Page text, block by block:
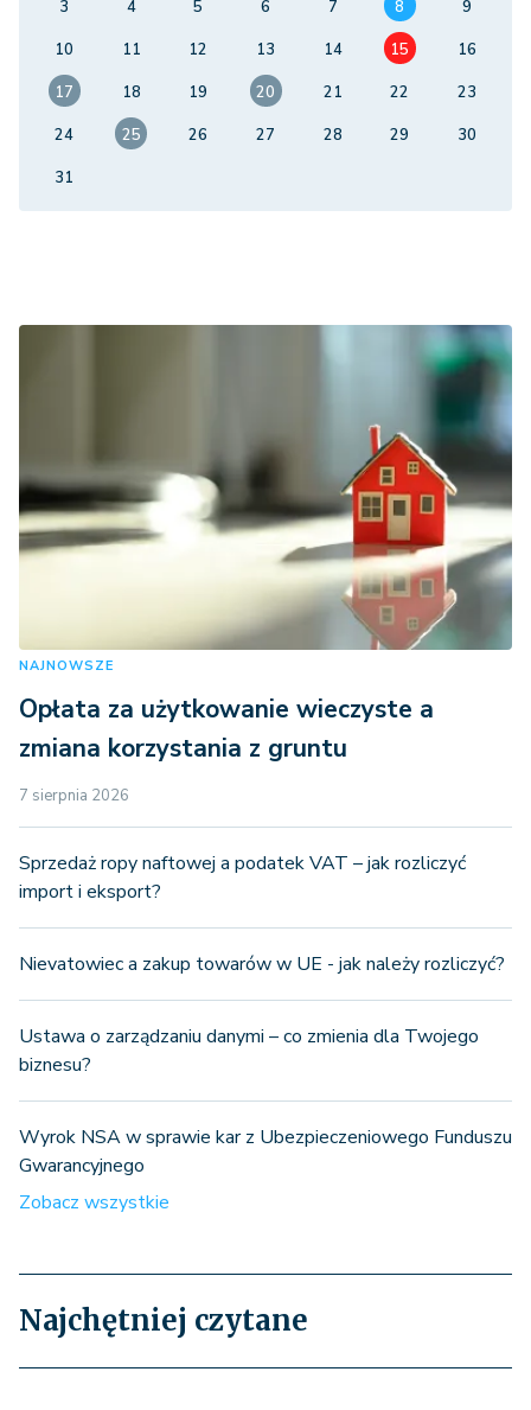
3
4 5 6 7 8
9
10
11 12 13 14 15
16
17
18 19 20 21 22
23
24
25 26 27 28 29
30
31
NAJNOWSZE
Opłata za użytkowanie wieczyste a
zmiana korzystania z gruntu
7 sierpnia 2026
Sprzedaż ropy naftowej a podatek VAT – jak rozliczyć
import i eksport?
Nievatowiec a zakup towarów w UE - jak należy rozliczyć?
Ustawa o zarządzaniu danymi – co zmienia dla Twojego
biznesu?
Wyrok NSA w sprawie kar z Ubezpieczeniowego Funduszu
Gwarancyjnego
Zobacz wszystkie
Najchętniej czytane